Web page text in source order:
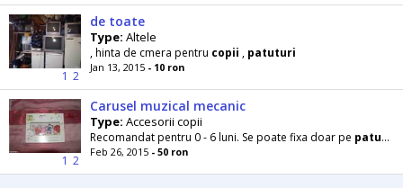
1 2
de toate
Type: Altele
, hinta de cmera pentru copii , patuturi
Jan 13, 2015 - 10 ron
1 2
Carusel muzical mecanic
Type: Accesorii copii
Recomandat pentru 0 - 6 luni. Se poate fixa doar pe patuturi
Feb 26, 2015 - 50 ron